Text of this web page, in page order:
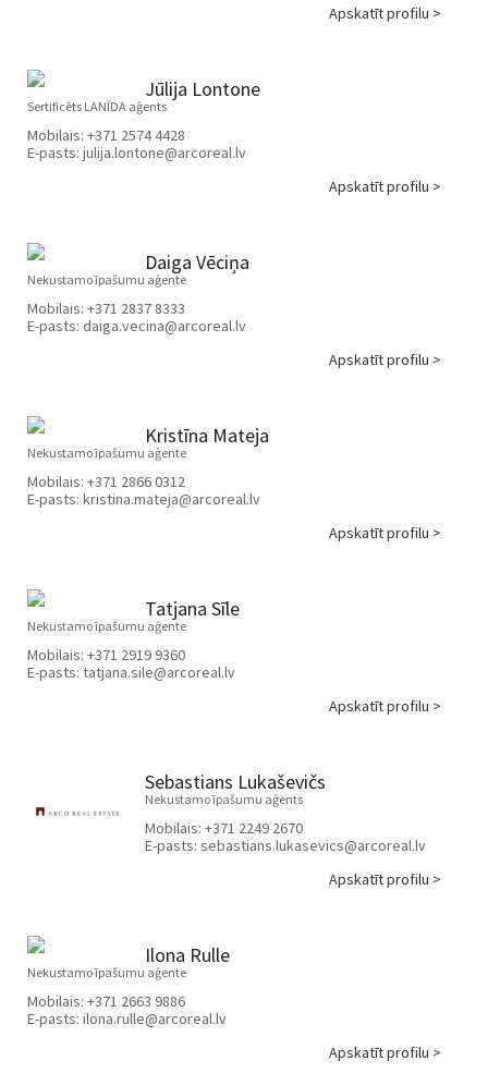
Apskatīt profilu >
Jūlija Lontone
Sertificēts LANĪDA aģents
Mobilais: +371 2574 4428
E-pasts: julija.lontone@arcoreal.lv
Apskatīt profilu >
Daiga Vēciņa
Nekustamo īpašumu aģente
Mobilais: +371 2837 8333
E-pasts: daiga.vecina@arcoreal.lv
Apskatīt profilu >
Kristīna Mateja
Nekustamo īpašumu aģente
Mobilais: +371 2866 0312
E-pasts: kristina.mateja@arcoreal.lv
Apskatīt profilu >
Tatjana Sīle
Nekustamo īpašumu aģente
Mobilais: +371 2919 9360
E-pasts: tatjana.sile@arcoreal.lv
Apskatīt profilu >
Sebastians Lukaševičs
Nekustamo īpašumu aģents
Mobilais: +371 2249 2670
E-pasts: sebastians.lukasevics@arcoreal.lv
Apskatīt profilu >
Ilona Rulle
Nekustamo īpašumu aģente
Mobilais: +371 2663 9886
E-pasts: ilona.rulle@arcoreal.lv
Apskatīt profilu >